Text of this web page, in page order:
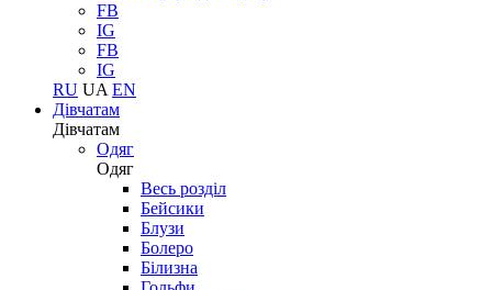
FB
IG
FB
IG
RU UA EN
Дівчатам
Дівчатам
Одяг
Одяг
Весь розділ
Бейсики
Блузи
Болеро
Білизна